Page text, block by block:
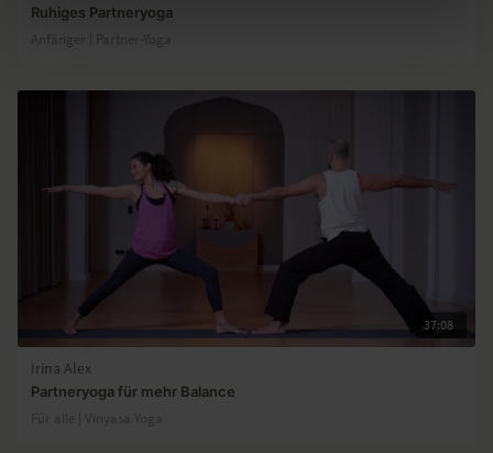
Ruhiges Partneryoga
Anfänger | Partner-Yoga
37:08
Irina Alex
Partneryoga für mehr Balance
Für alle | Vinyasa Yoga